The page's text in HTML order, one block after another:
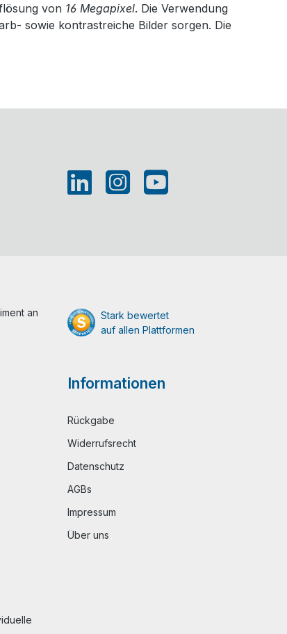
von 16 Megapixel. Die Verwendung
sowie kontrastreiche Bilder sorgen. Die
an
Stark bewertet
auf allen Plattformen
Informationen
Rückgabe
Widerrufsrecht
Datenschutz
AGBs
Impressum
Über uns